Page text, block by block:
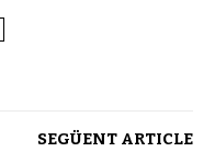
SEGÜENT ARTICLE